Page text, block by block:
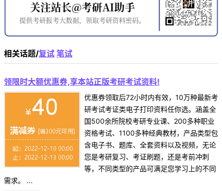
相关话题/复试 笔试
领限时大额优惠券,享本站正版考研考试资料!
优惠券领取后72小时内有效，10万种最新考
研考试考证类电子打印资料任你选。涵盖全
国500余所院校考研专业课、200多种职业
资格考试、1100多种经典教材，产品类型包
含电子书、题库、全套资料以及视频，无论
您是考研复习、考证刷题，还是考前冲刺
等，不同类型的产品可满足您学习上的不同
需求。 ...